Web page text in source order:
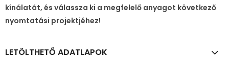
kínálatát, és válassza ki a megfelelő anyagot következő
nyomtatási projektjéhez!
LETÖLTHETŐ ADATLAPOK